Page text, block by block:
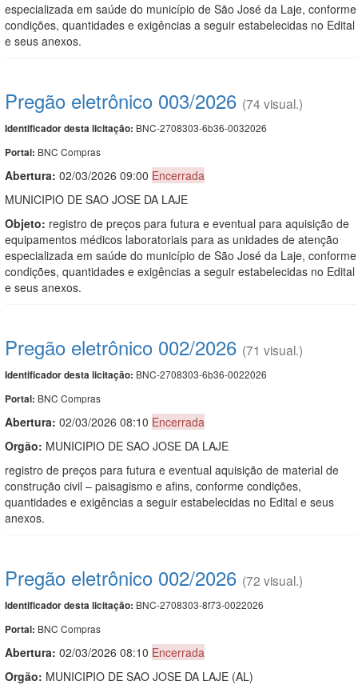
especializada em saúde do município de São José da Laje, conforme
condições, quantidades e exigências a seguir estabelecidas no Edital
e seus anexos.
Pregão eletrônico 003/2026 (74 visual.)
Identificador desta licitação: BNC-2708303-6b36-0032026
Portal: BNC Compras
Abertura: 02/03/2026 09:00 Encerrada
MUNICIPIO DE SAO JOSE DA LAJE
Objeto: registro de preços para futura e eventual para aquisição de
equipamentos médicos laboratoriais para as unidades de atenção
especializada em saúde do município de São José da Laje, conforme
condições, quantidades e exigências a seguir estabelecidas no Edital
e seus anexos.
Pregão eletrônico 002/2026 (71 visual.)
Identificador desta licitação: BNC-2708303-6b36-0022026
Portal: BNC Compras
Abertura: 02/03/2026 08:10 Encerrada
Orgão: MUNICIPIO DE SAO JOSE DA LAJE
registro de preços para futura e eventual aquisição de material de
construção civil – paisagismo e afins, conforme condições,
quantidades e exigências a seguir estabelecidas no Edital e seus
anexos.
Pregão eletrônico 002/2026 (72 visual.)
Identificador desta licitação: BNC-2708303-8f73-0022026
Portal: BNC Compras
Abertura: 02/03/2026 08:10 Encerrada
Orgão: MUNICIPIO DE SAO JOSE DA LAJE (AL)